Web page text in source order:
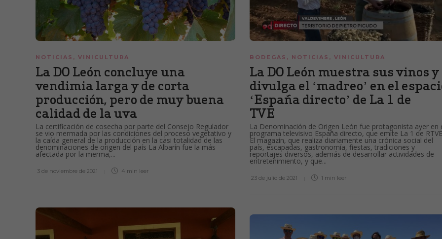
NOTICIAS , VINICULTURA
La DO León concluye una
vendimia larga y de corta
producción, pero de muy buena
calidad de la uva
La certificación de cosecha por parte del Consejo Regulador
se vio mermada por las condiciones del proceso vegetativo y
la caída general de la producción en la casi totalidad de las
denominaciones de origen del país La Albarín fue la más
afectada por la merma,...
3 de noviembre de 2021 4 min leer
BODEGAS , NOTICIAS , VINICULTURA
La DO León muestra sus vinos y
divulga el ‘madreo’ en el
‘España directo’ de La 1 de
TVE
La Denominación de Origen León fue protagonista ayer en
programa televisivo España directo, que emite La 1 de
El magazín, que realiza diariamente una crónica social del
país, escapadas, gastronomía, fiestas, tradiciones y
reportajes diversos, además de desarrollar actividades de
entretenimiento, y que...
23 de julio de 2021 1 min leer